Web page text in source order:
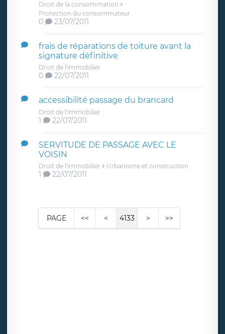
Droit de la consommation
Protection du consommateur
0 23/07/2011
frais de réparations de toiture avant la
signature définitive
Droit de l'immobilier
0 22/07/2011
accessibilité passage du brancard
Droit de l'immobilier
1 22/07/2011
SERVITUDE DE PASSAGE AVEC LE
VOISIN
Droit de l'immobilier Urbanisme et construction
1 22/07/2011
PAGE << < 4133 > >>